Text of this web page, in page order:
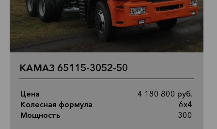
КАМАЗ 65115-3052-50
Цена
4 180 800 руб.
Колесная формула
6х4
Мощность
300